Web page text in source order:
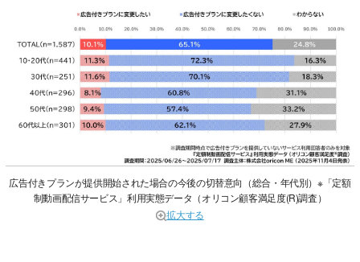
広告付きプランが提供開始された場合の今後の切替意向（総合・年代別）※「定額
制動画配信サービス」利用実態データ（オリコン顧客満足度(R)調査）
拡大する